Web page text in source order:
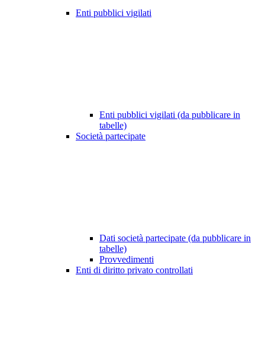
Enti pubblici vigilati
Enti pubblici vigilati (da pubblicare in
tabelle)
Società partecipate
Dati società partecipate (da pubblicare in
tabelle)
Provvedimenti
Enti di diritto privato controllati